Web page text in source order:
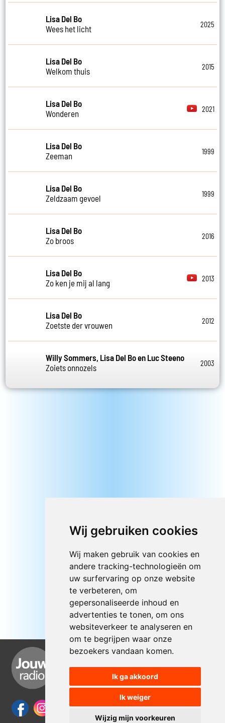
Wij gebruiken cookies
Wij maken gebruik van cookies en
andere tracking-technologieën om
uw surfervaring op onze website
te verbeteren, om
gepersonaliseerde inhoud en
advertenties te tonen, om ons
websiteverkeer te analyseren en
om te begrijpen waar onze
bezoekers vandaan komen.
Ik ga akkoord
Ik weiger
Wijzig mijn voorkeuren
Lisa Del Bo
Wees het licht
2025
Lisa Del Bo
Welkom thuis
2015
Lisa Del Bo
Wonderen
2021
Lisa Del Bo
Zeeman
1999
Lisa Del Bo
Zeldzaam gevoel
1999
Lisa Del Bo
Zo broos
2016
Lisa Del Bo
Zo ken je mij al lang
2013
Lisa Del Bo
Zoetste der vrouwen
2012
Willy Sommers, Lisa Del Bo en Luc Steeno
Zoiets onnozels
2003